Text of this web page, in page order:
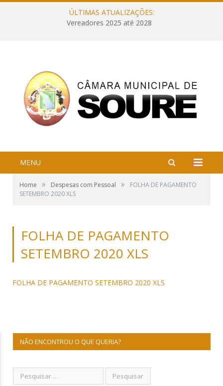
ÚLTIMAS ATUALIZAÇÕES:
Vereadores 2025 até 2028
MENU
Home » Despesas com Pessoal »
FOLHA DE PAGAMENTO
SETEMBRO 2020 XLS
FOLHA DE PAGAMENTO
SETEMBRO 2020 XLS
FOLHA DE PAGAMENTO SETEMBRO 2020 XLS
NÃO ENCONTROU O QUE QUERIA?